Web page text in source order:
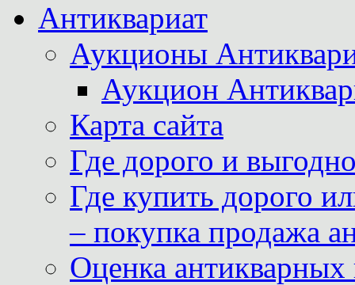
Антиквариат
Аукционы
Аукцион
Карта сайта
Где дорого и
Где купить дорого
– покупка продажа
Оценка антикварных